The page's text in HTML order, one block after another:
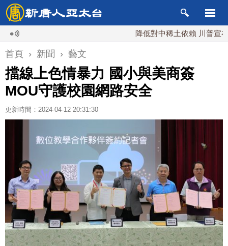
降低對中稀土依賴 川普宣布礦業投
首頁 › 新聞 › 藝文
擋線上色情暴力 國小與美商簽
MOU守護校園網路安全
更新時間：2024-04-12 20:31:30